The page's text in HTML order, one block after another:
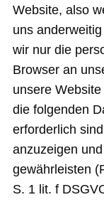
Website, also
uns
wir nur die
Browser an
unsere
die folgenden
erforderlich
anzuzeigen
gewährleisten
S. 1 lit. f